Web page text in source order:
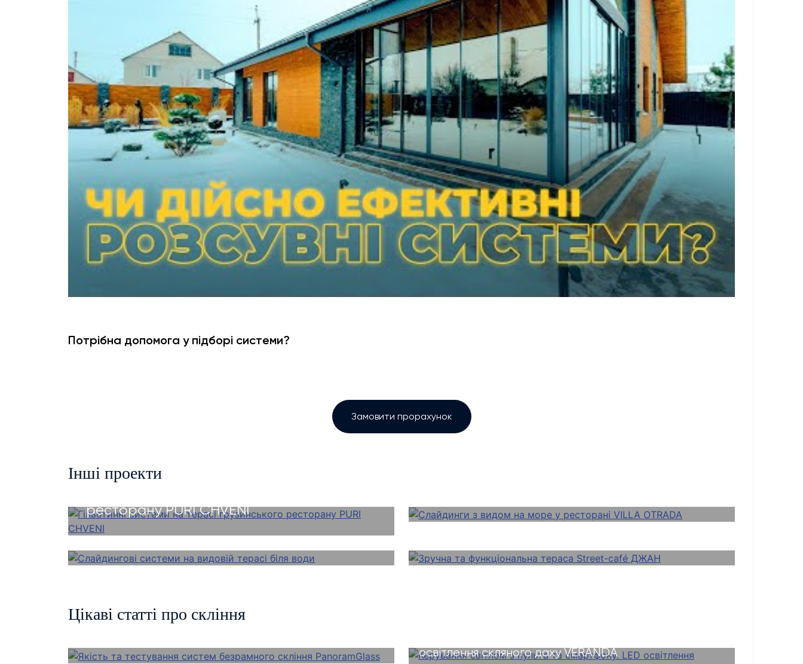
Потрібна допомога у підборі системи?
Замовити прорахунок
Інші проекти
Гільотинні системи на терасі грузинського
ресторану PURI CHVENI
Слайдингові системи на видовій терасі біля
води
Зручна та функціональна тераса Street-
Цікаві статті про скління
Якість та тестування систем безрамного скління
освітлення скляного даху VERANDA